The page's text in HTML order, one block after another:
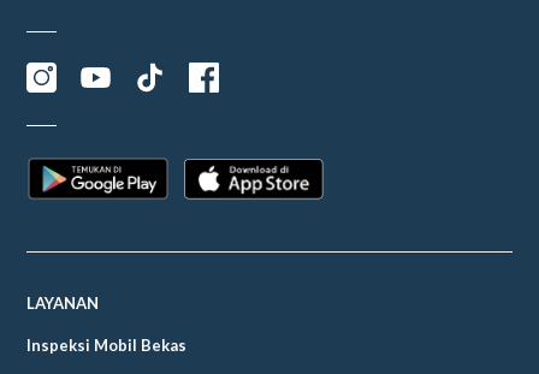
LAYANAN
Inspeksi Mobil Bekas